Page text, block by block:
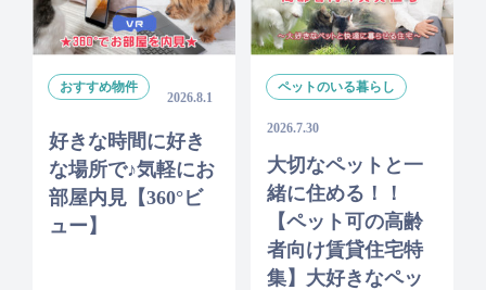
おすすめ物件
2026.8.1
好きな時間に好き
な場所で♪気軽にお
部屋内見【360°ビ
ュー】
ペットのいる暮らし
2026.7.30
大切なペットと一
緒に住める！！
【ペット可の高齢
者向け賃貸住宅特
集】大好きなペッ